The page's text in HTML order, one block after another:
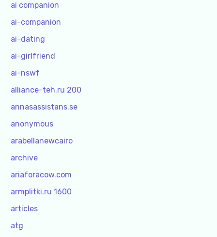
ai companion
ai-companion
ai-dating
ai-girlfriend
ai-nswf
alliance-teh.ru 200
annasassistans.se
anonymous
arabellanewcairo
archive
ariaforacow.com
armplitki.ru 1600
articles
atg